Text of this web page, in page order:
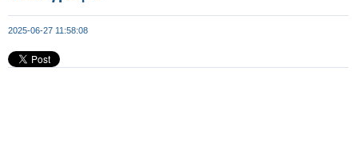
2025-06-27 11:58:08